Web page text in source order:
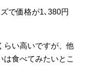
で価格が1､380円
らい高いですが、他
食べてみたいとこ